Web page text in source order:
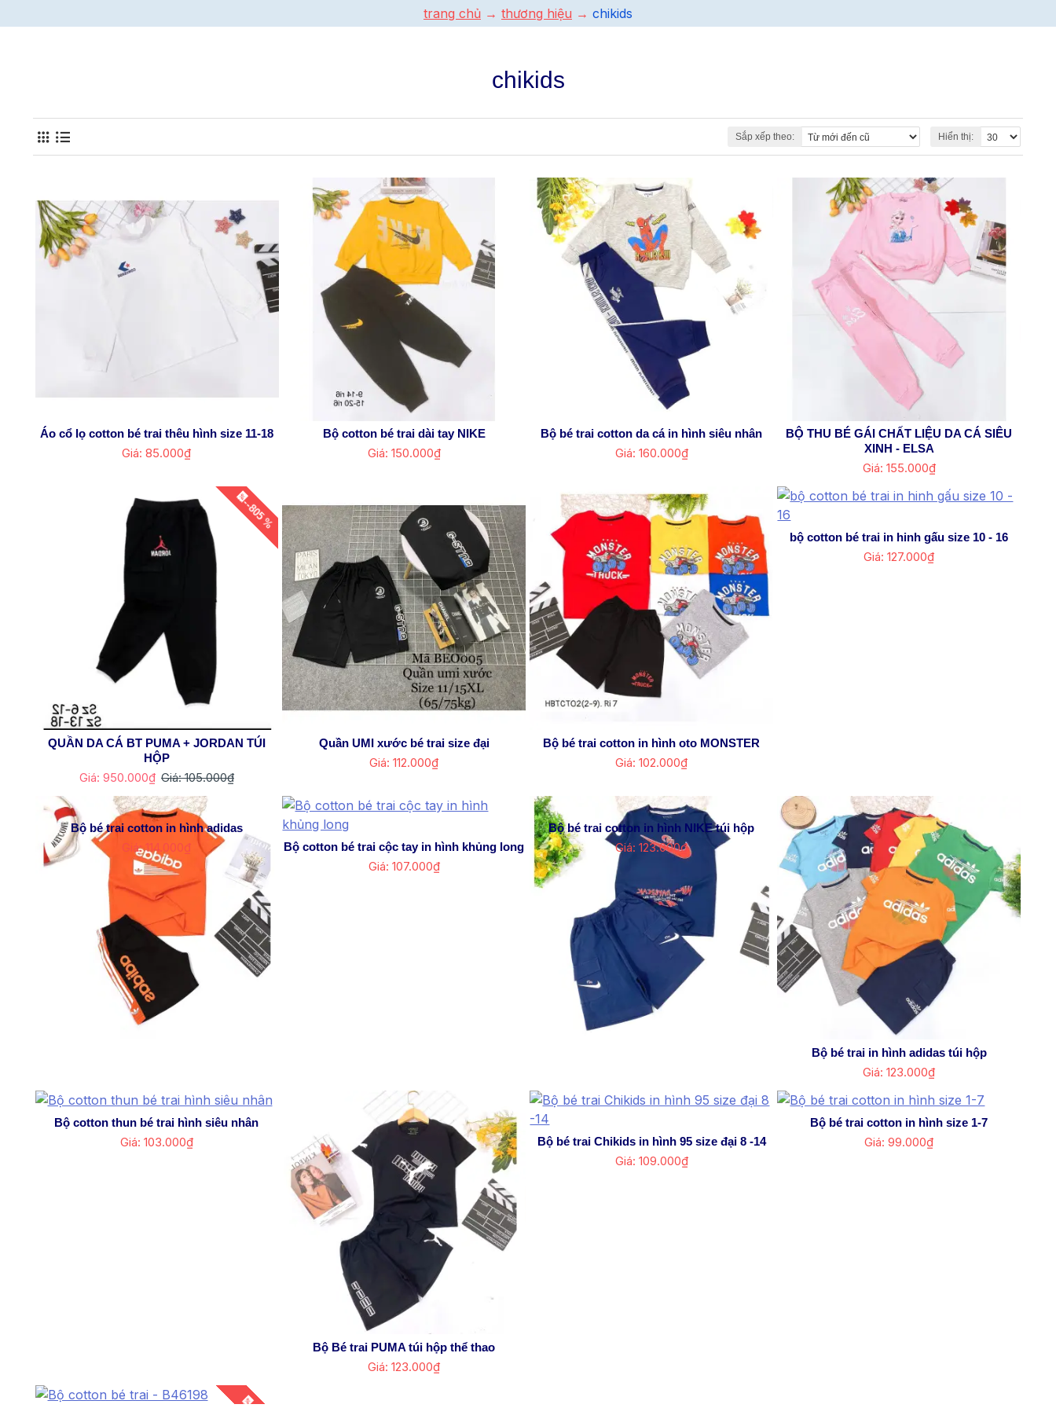
trang chủ thương hiệu chikids
chikids
Sắp xếp theo: Hiển thị:
Áo cổ lọ cotton bé trai thêu hình size 11-18
Giá: 85.000₫
Bộ cotton bé trai dài tay NIKE
Giá: 150.000₫
Bộ bé trai cotton da cá in hình siêu nhân
Giá: 160.000₫
BỘ THU BÉ GÁI CHẤT LIỆU DA CÁ SIÊU
XINH - ELSA
Giá: 155.000₫
--805 %
QUẦN DA CÁ BT PUMA + JORDAN TÚI
HỘP
Giá: 950.000₫ Giá: 105.000₫
Quần UMI xước bé trai size đại
Giá: 112.000₫
Bộ bé trai cotton in hình oto MONSTER
Giá: 102.000₫
bộ cotton bé trai in hinh gấu size 10 - 16
Giá: 127.000₫
Bộ bé trai cotton in hình adidas
Giá: 114.000₫ Bộ cotton bé trai cộc tay in hình khủng long
Giá: 107.000₫
Bộ bé trai cotton in hình NIKE túi hộp
Giá: 123.000₫
Bộ bé trai in hình adidas túi hộp
Giá: 123.000₫
Bộ cotton thun bé trai hình siêu nhân
Giá: 103.000₫
Bộ Bé trai PUMA túi hộp thể thao
Giá: 123.000₫
Bộ bé trai Chikids in hình 95 size đại 8 -14
Giá: 109.000₫
Bộ bé trai cotton in hình size 1-7
Giá: 99.000₫